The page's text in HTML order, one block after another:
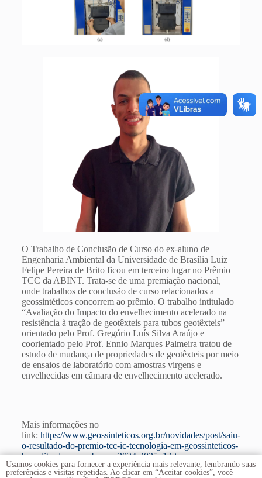
O Trabalho de Conclusão de Curso do ex-aluno de
Engenharia Ambiental da Universidade de Brasília Luiz
Felipe Pereira de Brito ficou em terceiro lugar no Prêmio
TCC da ABINT. Trata-se de uma premiação nacional,
onde trabalhos de conclusão de curso relacionados a
geossintéticos concorrem ao prêmio. O trabalho intitulado
“Avaliação do Impacto do envelhecimento acelerado na
resistência à tração de geotêxteis para tubos geotêxteis”
orientado pelo Prof. Gregório Luís Silva Araújo e
coorientado pelo Prof. Ennio Marques Palmeira tratou de
estudo de mudança de propriedades de geotêxteis por meio
de ensaios de laboratório com amostras virgens e
envelhecidas em câmara de envelhecimento acelerado.
Mais informações no
link: https://www.geossinteticos.org.br/novidades/post/saiu-
o-resultado-do-premio-tcc-ic-tecnologia-em-geossinteticos-
benedito-de-souza-bueno-2024-2025–123
Usamos cookies para fornecer a experiência mais relevante, lembrando suas
preferências e visitas repetidas. Ao clicar em “Aceitar cookies”, você